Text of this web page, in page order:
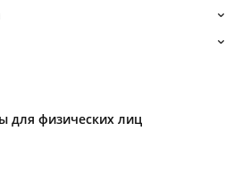
для физических лиц